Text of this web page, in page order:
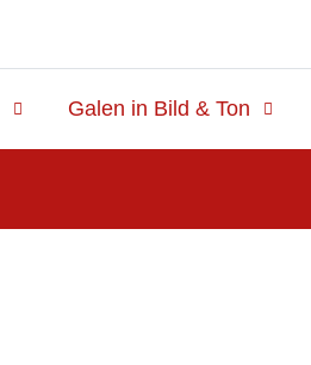
Galen in Bild & Ton